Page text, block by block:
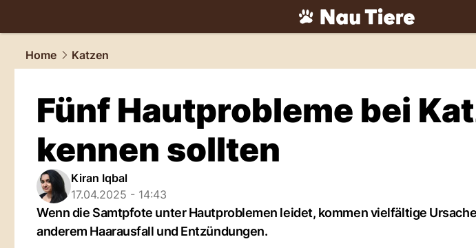
tiere.NAU.ch
Home
Katzen
Fünf Hautprobleme bei
kennen sollten
Kiran Iqbal
17.04.2025 - 14:43
Wenn die Samtpfote unter Hautproblemen leidet, kommen vielfältige
anderem Haarausfall und Entzündungen.